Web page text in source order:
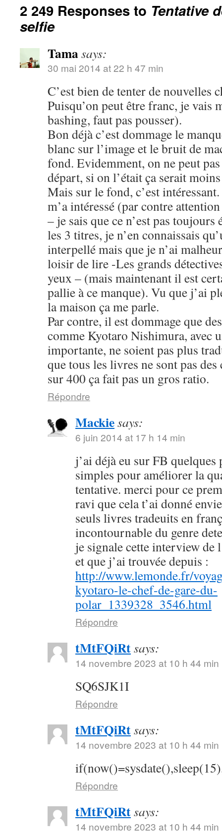
2 249 Responses to Tentative
selfie
Tamasays:
30 mai 2014 at 22 h 47 min
C’est bien de tenter de nouvelles
Puisqu’on peut être franc, je vais
bashing, faut pas pousser).
Bon déjà c’est dommage le
blanc sur l’image et le bruit de
fond. Evidemment, on ne peut
départ, si on l’était ça serait
Mais sur le fond, c’est
m’a intéressé (par contre
– je sais que ce n’est pas
les 3 titres, je n’en connaissais
interpellé mais que je n’ai
loisir de lire -Les grands
yeux – (mais maintenant il est
pallie à ce manque). Vu que j’ai
la maison ça me parle.
Par contre, il est dommage que
comme Kyotaro Nishimura, avec
importante, ne soient pas plus
que tous les livres ne sont pas
sur 400 ça fait pas un gros ratio.
Répondre
Mackiesays:
6 juin 2014 at 17 h 14 min
j’ai déjà eu sur FB quelques
simples pour améliorer la
tentative. merci pour ce
ravi que cela t’ai donné
seuls livres tradeuits en
incontournable du genre
je signale cette interview de
et que j’ai trouvée depuis :
http://www.lemonde.fr/
kyotaro-le-chef-de-gare-du-
polar_1339328_3546.html
Répondre
tMtFQiRtsays:
14 novembre 2023 at 10 h 44 min
SQ6SJK1I
Répondre
tMtFQiRtsays:
14 novembre 2023 at 10 h 44 min
Répondre
tMtFQiRtsays:
14 novembre 2023 at 10 h 44 min